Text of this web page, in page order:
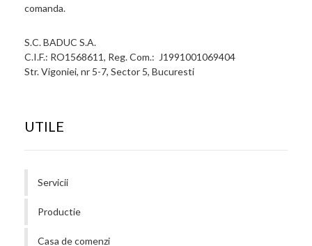
comanda.
S.C. BADUC S.A.
C.I.F.: RO1568611, Reg. Com.: J1991001069404
Str. Vigoniei, nr 5-7, Sector 5, Bucuresti
UTILE
Servicii
Productie
Casa de comenzi